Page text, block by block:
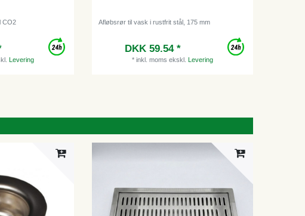
CO2
Levering
Afløbsrør til vask i rustfrit stål, 175 mm
DKK 59.54 *
* inkl. moms ekskl. Levering